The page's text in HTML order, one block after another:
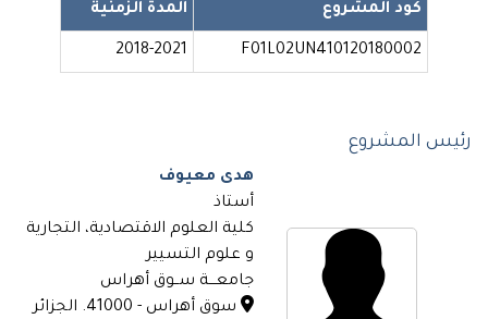
كود المشروع المدة الزمنية
F01L02UN410120180002
2018-2021
رئيس المشروع
هدى معيوف
أستاذ
كلية العلوم الاقتصادية، التجارية
و علوم التسيير
جامعـــة ســوق أهراس
سوق أهراس - 41000. الجزائر